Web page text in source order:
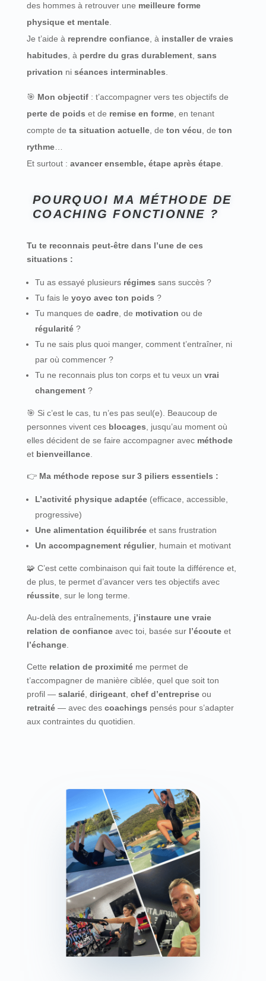
des hommes à retrouver une meilleure forme
physique et mentale.
Je t’aide à reprendre confiance, à installer de vraies
habitudes , à perdre du gras durablement, sans
privation ni séances interminables
🎯 Mon objectif: t’accompagner vers tes objectifs de
perte de poids et de remise en forme, en tenant
compte de ta situation actuelle, de ton vécu , de ton
rythme…
Et surtout : avancer ensemble, étape après étape.
POURQUOI MA MÉTHODE DE
COACHING FONCTIONNE ?
Tu te reconnais peut-être dans l’une de ces
situations :
Tu as essayé plusieurs régimes sans succès ?
Tu fais le yoyo avec ton poids ?
Tu manques de cadre, de motivation ou de
régularité?
Tu ne sais plus quoi manger, comment t’entraîner, ni
par où commencer ?
Tu ne reconnais plus ton corps et tu veux un vrai
changement?
🎯 Si c’est le cas, tu n’es pas seul(e). Beaucoup de
personnes vivent ces blocages , jusqu’au moment où
elles décident de se faire accompagner avec méthode
et bienveillance.
👉 Ma méthode repose sur 3 piliers essentiels :
L’activité physique adaptée(efficace, accessible,
progressive)
Une alimentation équilibréeet sans frustration
Un accompagnement régulier, humain et motivant
🧩 C’est cette combinaison qui fait toute la différence et,
de plus, te permet d’avancer vers tes objectifs avec
réussite, sur le long terme.
Au-delà des entraînements, j’instaure une vraie
relation de confianceavec toi, basée sur l’écouteet
l’échange.
Cette relation de proximitéme permet de
t’accompagner de manière ciblée, quel que soit ton
profil — salarié, dirigeant, chef d’entrepriseou
retraité— avec des coachings pensés pour s’adapter
aux contraintes du quotidien.